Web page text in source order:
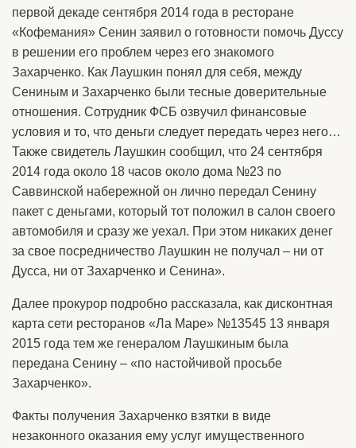
первой декаде сентября 2014 года в ресторане
«Кофемания» Сенин заявил о готовности помочь Дуссу
в решении его проблем через его знакомого
Захарченко. Как Лаушкин понял для себя, между
Сениным и Захарченко были тесные доверительные
отношения. Сотрудник ФСБ озвучил финансовые
условия и то, что деньги следует передать через него…
Также свидетель Лаушкин сообщил, что 24 сентября
2014 года около 18 часов около дома №23 по
Саввинской набережной он лично передал Сенину
пакет с деньгами, который тот положил в салон своего
автомобиля и сразу же уехал. При этом никаких денег
за свое посредничество Лаушкин не получал – ни от
Дусса, ни от Захарченко и Сенина».
Далее прокурор подробно рассказала, как дисконтная
карта сети ресторанов «Ла Маре» №13545 13 января
2015 года тем же генералом Лаушкиным была
передана Сенину – «по настойчивой просьбе
Захарченко».
Факты получения Захарченко взятки в виде
незаконного оказания ему услуг имущественного